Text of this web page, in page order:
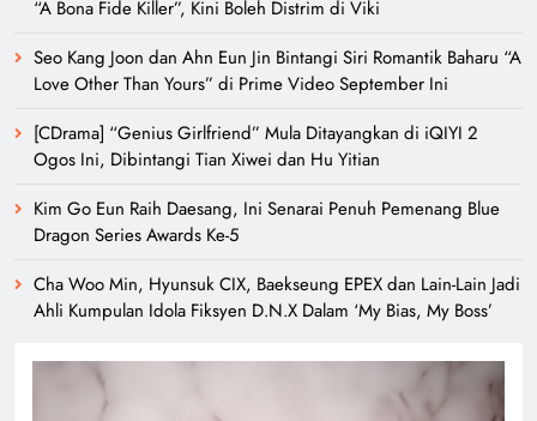
“A Bona Fide Killer”, Kini Boleh Distrim di Viki
Seo Kang Joon dan Ahn Eun Jin Bintangi Siri Romantik Baharu “A
Love Other Than Yours” di Prime Video September Ini
[CDrama] “Genius Girlfriend” Mula Ditayangkan di iQIYI 2
Ogos Ini, Dibintangi Tian Xiwei dan Hu Yitian
Kim Go Eun Raih Daesang, Ini Senarai Penuh Pemenang Blue
Dragon Series Awards Ke-5
Cha Woo Min, Hyunsuk CIX, Baekseung EPEX dan Lain-Lain Jadi
Ahli Kumpulan Idola Fiksyen D.N.X Dalam ‘My Bias, My Boss’